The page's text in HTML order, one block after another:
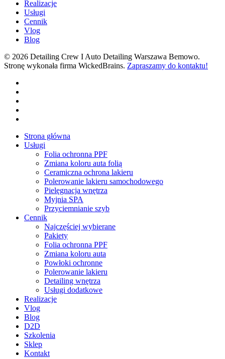
Realizacje
Usługi
Cennik
Vlog
Blog
© 2026 Detailing Crew I Auto Detailing Warszawa Bemowo.
Stronę wykonała firma WickedBrains. Zapraszamy do kontaktu!
Close
Menu
Strona główna
Usługi
Folia ochronna PPF
Zmiana koloru auta folią
Ceramiczna ochrona lakieru
Polerowanie lakieru samochodowego
Pielęgnacja wnętrza
Myjnia SPA
Przyciemnianie szyb
Cennik
Najczęściej wybierane
Pakiety
Folia ochronna PPF
Zmiana koloru auta
Powłoki ochronne
Polerowanie lakieru
Detailing wnętrza
Usługi dodatkowe
Realizacje
Vlog
Blog
D2D
Szkolenia
Sklep
Kontakt